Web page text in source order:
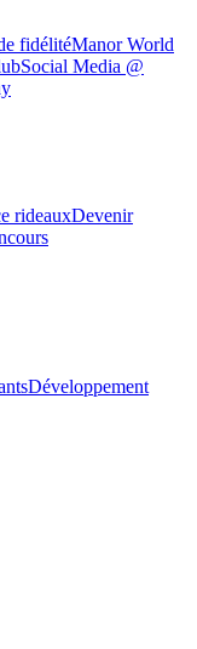
fidélitéManor World
Social Media @
rideauxDevenir
Développement